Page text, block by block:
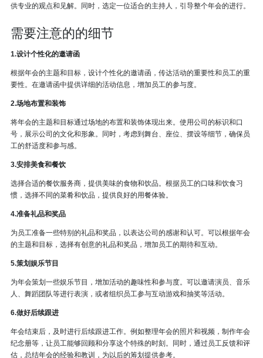
供专业的观点和见解。同时，选定一位适合的主持人，引导整个年会的进行。
需要注意的的细节
1.设计个性化的邀请函
根据年会的主题和目标，设计个性化的邀请函，传达活动的重要性和员工的重
要性。在邀请函中提供详细的活动信息，增加员工的参与度。
2.场地布置和装饰
将年会的主题和目标通过场地的布置和装饰体现出来。使用公司的标识和口
号，展示公司的文化和形象。同时，考虑到舞台、座位、摆设等细节，确保员
工的舒适度和参与感。
3.安排美食和餐饮
选择合适的餐饮服务商，提供美味的食物和饮品。根据员工的口味和饮食习
惯，选择不同的菜肴和饮品，提供良好的用餐体验。
4.准备礼品和奖品
为员工准备一些特别的礼品和奖品，以表达公司的感谢和认可。可以根据年会
的主题和目标，选择有创意的礼品和奖品，增加员工的期待和互动。
5.策划娱乐节目
为年会策划一些娱乐节目，增加活动的趣味性和参与度。可以邀请演员、音乐
人、舞蹈团队等进行表演，或者组织员工参与互动游戏和抽奖等活动。
6.做好后续跟进
年会结束后，及时进行后续跟进工作。例如整理年会的照片和视频，制作年会
纪念册等，让员工能够回顾和分享这个特殊的时刻。同时，通过员工反馈和评
估，总结年会的经验和教训，为以后的筹划提供参考。